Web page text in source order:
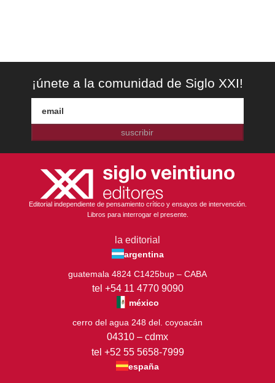
¡únete a la comunidad de Siglo XXI!
suscribir
Editorial independiente de pensamiento crítico y ensayos de intervención.
Libros para interrogar el presente.
la editorial
argentina
guatemala 4824 C1425bup – CABA
tel +54 11 4770 9090
méxico
cerro del agua 248 del. coyoacán
04310 – cdmx
tel +52 55 5658-7999
españa